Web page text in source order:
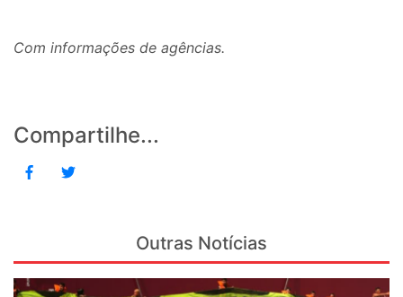
Com informações de agências.
Compartilhe...
Outras Notícias